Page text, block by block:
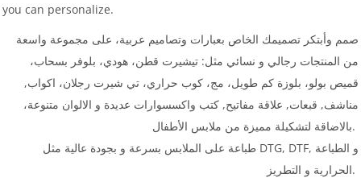
you can personalize.
صمم وأبتكر تصميمك الخاص بعبارات وتصاميم عربية، على مجموعة واسعة
من المنتجات رجالي و نسائي مثل: تيشيرت قطن، هودي، بلوفر بسحاب،
قميص بولو، بلوزة كم طويل، مج، كوب حراري، تي شيرت رجلان، اكواب,
مناشف, قبعات, علاقة مفاتيح, كتب واكسسوارات عديدة و الالوان متنوعة،
بالاضاقة لتشكيلة مميزة من ملابس الأطفال.
طباعة على الملابس بسرعة و بجودة عالية مثل DTG, DTF, و الطباعة
الحرارية و التطريز.